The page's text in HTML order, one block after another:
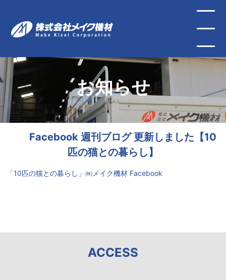
お知らせ
Facebook 週刊ブログ 更新しました【10
匹の猫との暮らし】
「10匹の猫との暮らし」㈱メイク機材 Facebook
ACCESS